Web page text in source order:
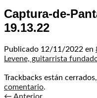
Captura-de-
19.13.22
Publicado 12/11/2022 en
Levene, guitarrista
Trackbacks están
comentario.